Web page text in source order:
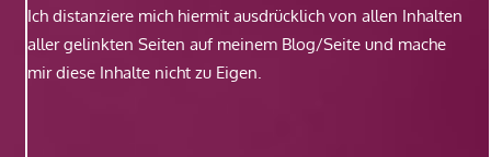
Ich distanziere mich hiermit ausdrücklich von allen Inhalten
aller gelinkten Seiten auf meinem Blog/Seite und mache
mir diese Inhalte nicht zu Eigen.